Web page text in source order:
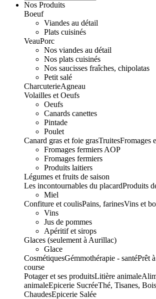
Nos Produits
Boeuf
Viandes au détail
Plats cuisinés
VeauPorc
Nos viandes au détail
Nos plats cuisinés
Nos saucisses fraîches, chipolatas
Petit salé
CharcuterieAgneau
Volailles et Oeufs
Oeufs
Canards canettes
Pintade
Poulet
Canard gras et foie grasTruitesFromages
Fromages fermiers AOP
Fromages fermiers
Produits laitiers
Légumes et fruits de saison
Les incontournables du placardProduits
Miel
Confiture et coulisPains, farinesVins et
Vins
Jus de pommes
Apéritif et sirops
Glaces (seulement à Aurillac)
Glace
CosmétiquesGémmothérapie - santéPrêt
course
Potager et ses produitsLitière animale
animaleEpicerie SucréeThé, Tisanes,
ChaudesEpicerie Salée